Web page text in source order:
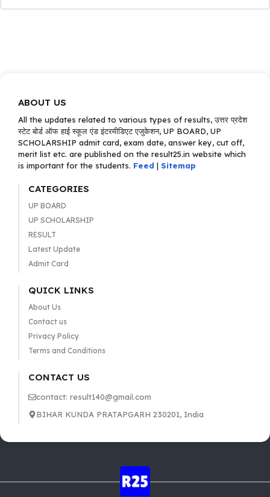
ABOUT US
All the updates related to various types of results, उत्तर प्रदेश
स्टेट बोर्ड ऑफ हाई स्कूल एंड इंटरमीडिएट एजुकेशन, UP BOARD, UP
SCHOLARSHIP admit card, exam date, answer key, cut off,
merit list etc. are published on the result25.in website which
is important for the students. Feed | Sitemap
CATEGORIES
UP BOARD
UP SCHOLARSHIP
RESULT
Latest Update
Admit Card
QUICK LINKS
About Us
Contact us
Privacy Policy
Terms and Conditions
CONTACT US
contact: result140@gmail.com
BIHAR KUNDA PRATAPGARH 230201, India